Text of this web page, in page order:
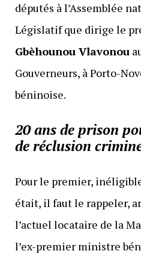
députés à l’Assemblée
Législatif que dirige le
Gbèhounou Vlavonou
Gouverneurs, à Porto-
béninoise.
20 ans de prison
de réclusion
Pour le premier,
était, il faut le rappeler,
l’actuel locataire de la
l’ex-premier ministre